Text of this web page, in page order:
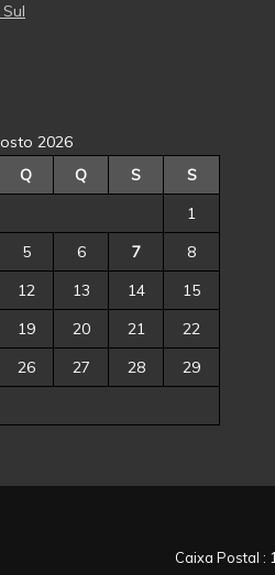
2026
Q Q S
S
1
5 6 7
8
12 13 14
15
19 20 21
22
26 27 28
29
Caixa Postal :